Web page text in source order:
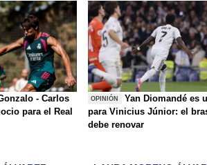
- Carlos
para el Real
OPINIÓN
Yan Diomandé es
para Vinicius Júnior: el
debe renovar